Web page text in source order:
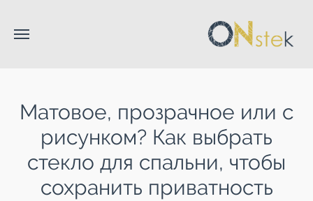
Матовое, прозрачное или с
рисунком? Как выбрать
стекло для спальни, чтобы
сохранить приватность